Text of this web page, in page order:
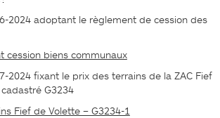
2024 adoptant le règlement de cession des
cession biens communaux
2024 fixant le prix des terrains de la ZAC Fief
G3234
Fief de Volette – G3234-1